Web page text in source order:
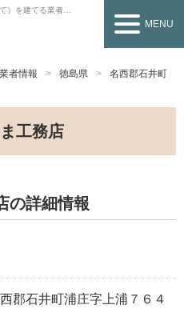
てる業者を探すなら
MENU
者情報 徳島県 名西郡石井町
工務店
の詳細情報
郡石井町浦庄字上浦７６４